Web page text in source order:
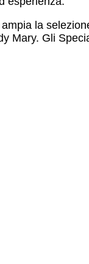
la
Mary. Gli